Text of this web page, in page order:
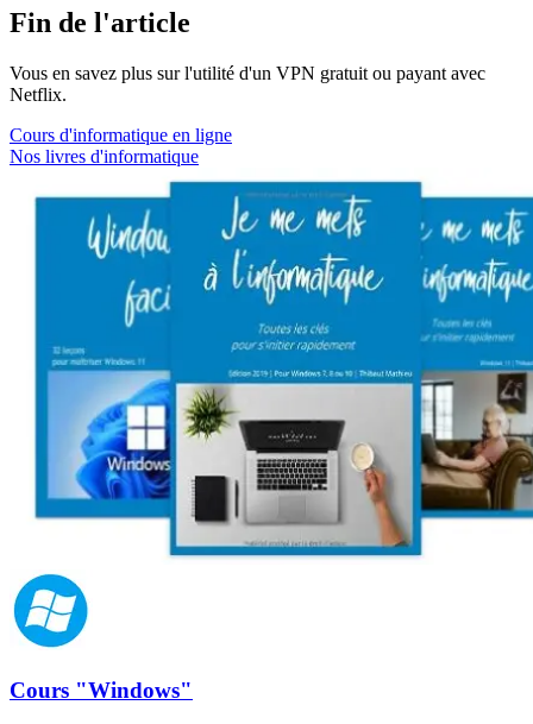
Fin de l'article
Vous en savez plus sur l'utilité d'un VPN gratuit ou payant avec
Netflix.
Cours d'informatique en ligne
Nos livres d'informatique
Cours "Windows"